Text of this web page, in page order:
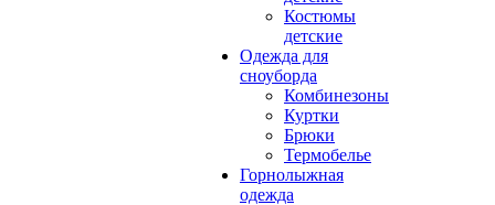
Костюмы
детские
Одежда для
сноуборда
Комбинезоны
Куртки
Брюки
Термобелье
Горнолыжная
одежда